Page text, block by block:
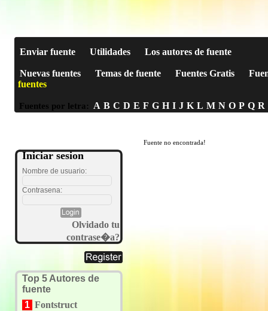
Enviar fuente Utilidades Los autores de fuente
Nuevas fuentes Temas de fuente Fuentes Gratis
fuentes
Fuentes por letra: A B C D E F G H I J K L M N O P Q R
Iniciar sesion
Nombre de usuario:
Contrasena:
Olvidado tu
contrase�a?
Top 5 Autores de
fuente
1 Fontstruct
Fuente no encontrada!